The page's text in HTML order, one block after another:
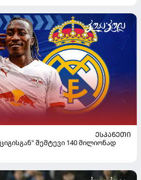
ᲔᲡᲞᲐᲜᲔᲗᲘ
შემტევი 140 მილიონად